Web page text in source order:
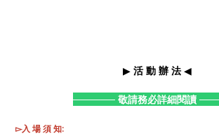
▶ 活 動 辦 法 ◀
────── 敬請務必詳細閱讀
▻入 場 須 知: